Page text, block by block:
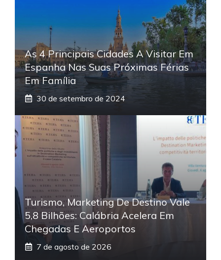
As 4 Principais Cidades A Visitar Em
Espanha Nas Suas Próximas Férias
Em Família
30 de setembro de 2024
Turismo, Marketing De Destino Vale
5,8 Bilhões: Calábria Acelera Em
Chegadas E Aeroportos
7 de agosto de 2026